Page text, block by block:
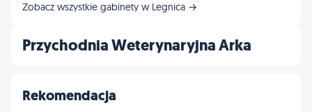
Przychodnia Weterynaryjna Arka
Zobacz wszystkie gabinety w Legnica →
Rekomendacja